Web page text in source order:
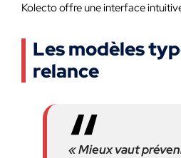
Kolecto offre une interface
Les modèles
relance
« Mieux vaut